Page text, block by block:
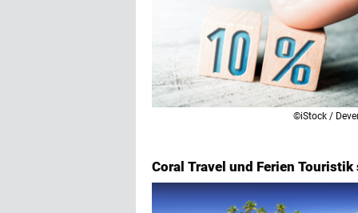
©iStock /
Coral Travel und Ferien